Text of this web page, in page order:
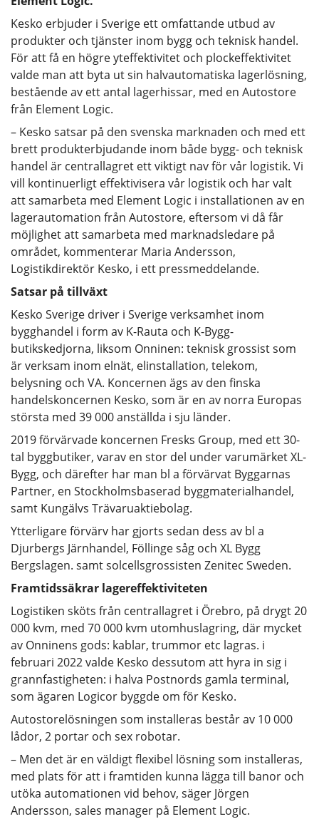
Kesko erbjuder i Sverige ett omfattande utbud av
produkter och tjänster inom bygg och teknisk handel.
För att få en högre yteffektivitet och plockeffektivitet
valde man att byta ut sin halvautomatiska lagerlösning,
bestående av ett antal lagerhissar, med en Autostore
från Element Logic.
– Kesko satsar på den svenska marknaden och med ett
brett produkterbjudande inom både bygg- och teknisk
handel är centrallagret ett viktigt nav för vår logistik. Vi
vill kontinuerligt effektivisera vår logistik och har valt
att samarbeta med Element Logic i installationen av en
lagerautomation från Autostore, eftersom vi då får
möjlighet att samarbeta med marknadsledare på
området, kommenterar Maria Andersson,
Logistikdirektör Kesko, i ett pressmeddelande.
Satsar på tillväxt
Kesko Sverige driver i Sverige verksamhet inom
bygghandel i form av K-Rauta och K-Bygg-
butikskedjorna, liksom Onninen: teknisk grossist som
är verksam inom elnät, elinstallation, telekom,
belysning och VA. Koncernen ägs av den finska
handelskoncernen Kesko, som är en av norra Europas
största med 39 000 anställda i sju länder.
2019 förvärvade koncernen Fresks Group, med ett 30-
tal byggbutiker, varav en stor del under varumärket XL-
Bygg, och därefter har man bl a förvärvat Byggarnas
Partner, en Stockholmsbaserad byggmaterialhandel,
samt Kungälvs Trävaruaktiebolag.
Ytterligare förvärv har gjorts sedan dess av bl a
Djurbergs Järnhandel, Föllinge såg och XL Bygg
Bergslagen. samt solcellsgrossisten Zenitec Sweden.
Framtidssäkrar lagereffektiviteten
Logistiken sköts från centrallagret i Örebro, på drygt 20
000 kvm, med 70 000 kvm utomhuslagring, där mycket
av Onninens gods: kablar, trummor etc lagras. i
februari 2022 valde Kesko dessutom att hyra in sig i
grannfastigheten: i halva Postnords gamla terminal,
som ägaren Logicor byggde om för Kesko.
Autostorelösningen som installeras består av 10 000
lådor, 2 portar och sex robotar.
– Men det är en väldigt flexibel lösning som installeras,
med plats för att i framtiden kunna lägga till banor och
utöka automationen vid behov, säger Jörgen
Andersson, sales manager på Element Logic.